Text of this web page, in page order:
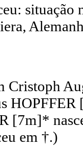
situação
Cristoph
[7m]*
em †.)